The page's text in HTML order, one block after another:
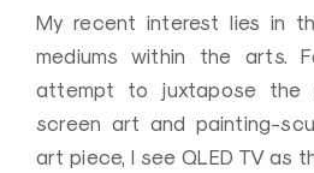
My recent interest lies in
mediums within the arts.
attempt to juxtapose the
screen art and painting-
art piece, I see QLED TV as